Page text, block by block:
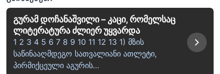
გურამ დოჩანაშვილი – კაცი, რომელსაც
ლიტერატურა ძლიერ უყვარდა
1 2 3 4 5 6 7 8 9 10 11 12 13 1) მზის
საწინააღმდეგო სათვალიანი ათლეტი,
პირმიქცეული აგურის…